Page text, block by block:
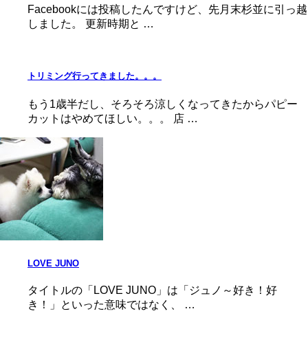
Facebookには投稿したんですけど、先月末杉並に引っ越
しました。 更新時期と …
トリミング行ってきました。。。
もう1歳半だし、そろそろ涼しくなってきたからパピー
カットはやめてほしい。。。 店 …
LOVE JUNO
タイトルの「LOVE JUNO」は「ジュノ～好き！好
き！」といった意味ではなく、 …